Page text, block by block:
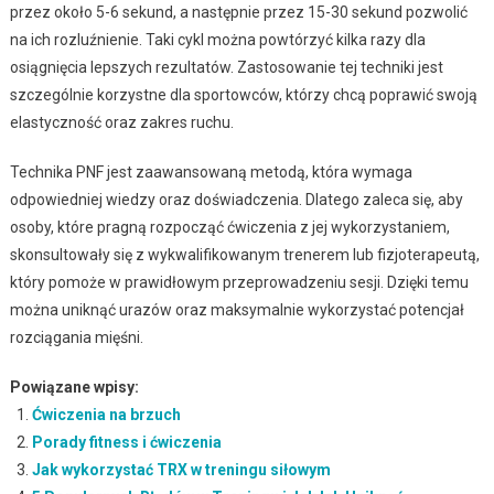
przez około 5-6 sekund, a następnie przez 15-30 sekund pozwolić
na ich rozluźnienie. Taki cykl można powtórzyć kilka razy dla
osiągnięcia lepszych rezultatów. Zastosowanie tej techniki jest
szczególnie korzystne dla sportowców, którzy chcą poprawić swoją
elastyczność oraz zakres ruchu.
Technika PNF jest zaawansowaną metodą, która wymaga
odpowiedniej wiedzy oraz doświadczenia. Dlatego zaleca się, aby
osoby, które pragną rozpocząć ćwiczenia z jej wykorzystaniem,
skonsultowały się z wykwalifikowanym trenerem lub fizjoterapeutą,
który pomoże w prawidłowym przeprowadzeniu sesji. Dzięki temu
można uniknąć urazów oraz maksymalnie wykorzystać potencjał
rozciągania mięśni.
Powiązane wpisy:
Ćwiczenia na brzuch
Porady fitness i ćwiczenia
Jak wykorzystać TRX w treningu siłowym